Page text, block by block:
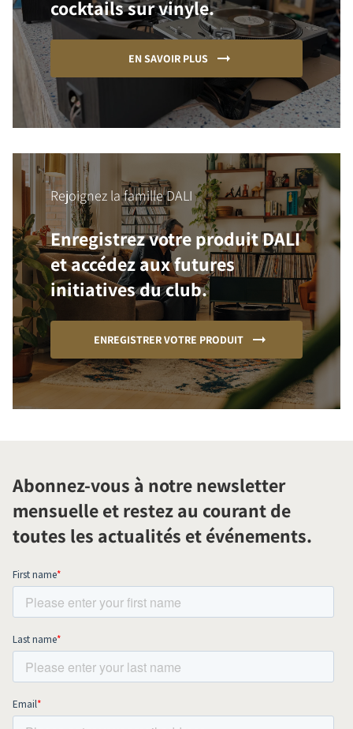
cocktails sur vinyle.
EN SAVOIR PLUS
Rejoignez la famille DALI
Enregistrez votre produit DALI
et accédez aux futures
initiatives du club.
ENREGISTRER VOTRE PRODUIT
Abonnez-vous à notre newsletter
mensuelle et restez au courant de
toutes les actualités et événements.